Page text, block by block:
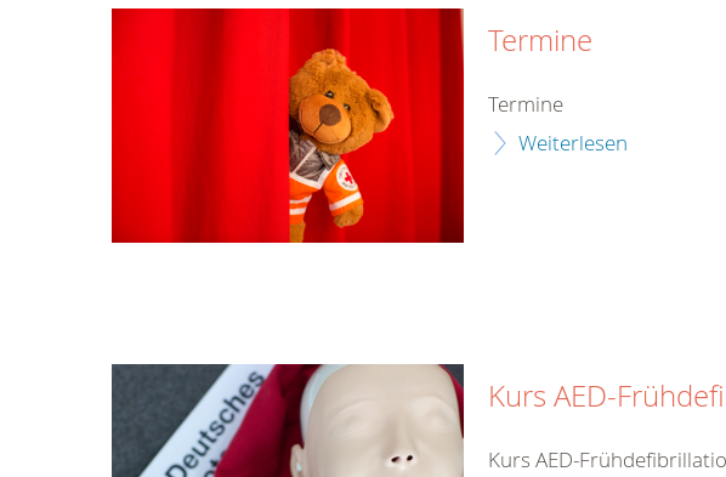
Termine
Termine
Weiterlesen
Kurs AED-
Kurs AED-